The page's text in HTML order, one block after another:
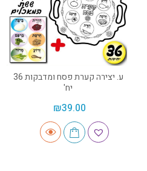
ע. יצירה קערת פסח ומדבקות 36
יח'
₪39.00